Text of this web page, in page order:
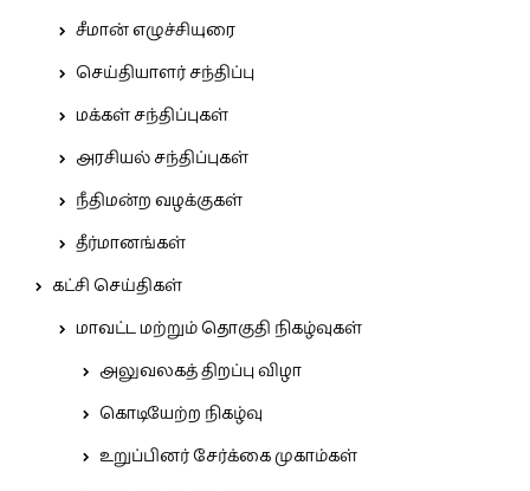
சீமான் எழுச்சியுரை
செய்தியாளர் சந்திப்பு
மக்கள் சந்திப்புகள்
அரசியல் சந்திப்புகள்
நீதிமன்ற வழக்குகள்
தீர்மானங்கள்
கட்சி செய்திகள்
மாவட்ட மற்றும் தொகுதி நிகழ்வுகள்
அலுவலகத் திறப்பு விழா
கொடியேற்ற நிகழ்வு
உறுப்பினர் சேர்க்கை முகாம்கள்